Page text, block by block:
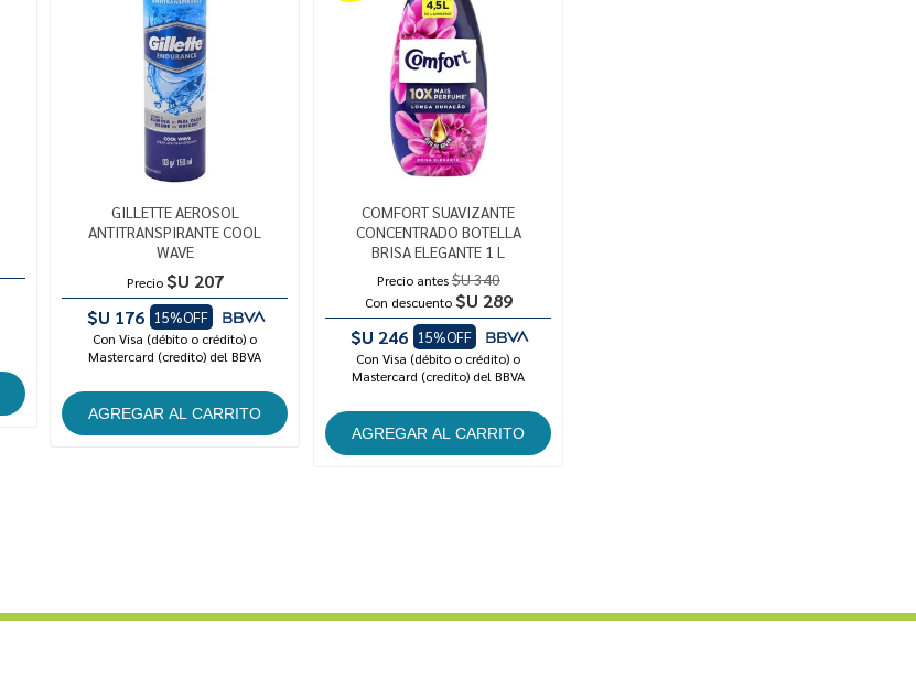
GILLETTE AEROSOL
ANTITRANSPIRANTE COOL
WAVE
Precio $U 207
$U 176 15%OFF
Con Visa (débito o crédito) o
Mastercard (credito) del BBVA
COMFORT SUAVIZANTE
CONCENTRADO BOTELLA
BRISA ELEGANTE 1 L
Precio antes$U 340
Con descuento $U 289
$U 246 15%OFF
Con Visa (débito o crédito) o
Mastercard (credito) del BBVA